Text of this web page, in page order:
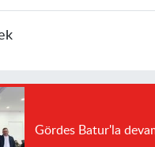
Gördes Batur'la